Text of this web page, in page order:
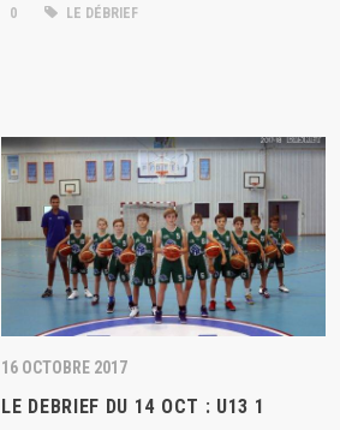
0 LE DÉBRIEF
16 OCTOBRE 2017
LE DEBRIEF DU 14 OCT : U13 1